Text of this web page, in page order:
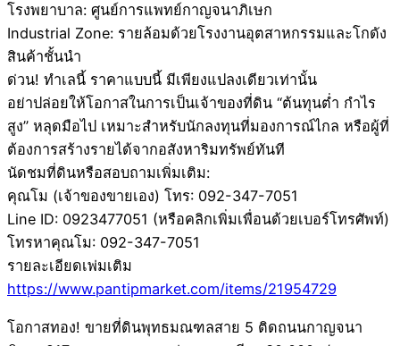
โรงพยาบาล: ศูนย์การแพทย์กาญจนาภิเษก
Industrial Zone: รายล้อมด้วยโรงงานอุตสาหกรรมและโกดัง
สินค้าชั้นนำ
ด่วน! ทำเลนี้ ราคาแบบนี้ มีเพียงแปลงเดียวเท่านั้น
อย่าปล่อยให้โอกาสในการเป็นเจ้าของที่ดิน “ต้นทุนต่ำ กำไร
สูง” หลุดมือไป เหมาะสำหรับนักลงทุนที่มองการณ์ไกล หรือผู้ที่
ต้องการสร้างรายได้จากอสังหาริมทรัพย์ทันที
นัดชมที่ดินหรือสอบถามเพิ่มเติม:
คุณโม (เจ้าของขายเอง) โทร: 092-347-7051
Line ID: 0923477051 (หรือคลิกเพิ่มเพื่อนด้วยเบอร์โทรศัพท์)
โทรหาคุณโม: 092-347-7051
รายละเอียดเพ่มเติม
https://www.pantipmarket.com/items/21954729
โอกาสทอง! ขายที่ดินพุทธมณฑลสาย 5 ติดถนนกาญจนา